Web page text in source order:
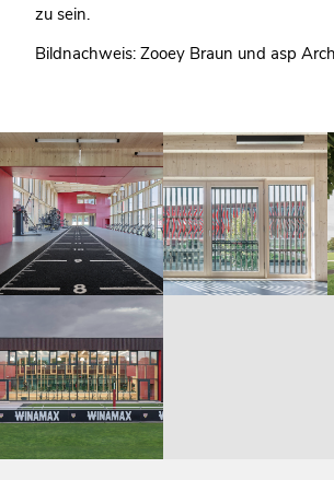
zu sein.
Bildnachweis: Zooey Braun und asp